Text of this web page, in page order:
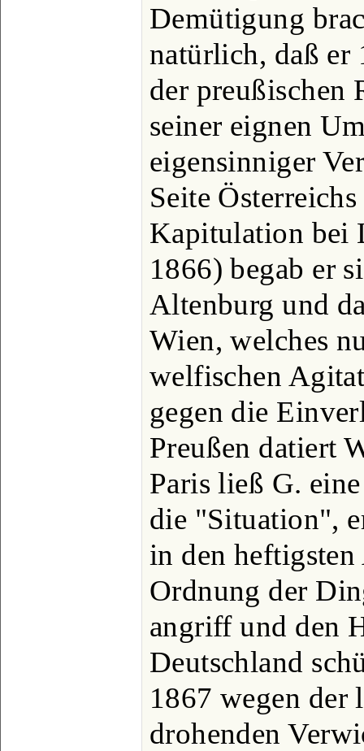
Demütigung
natürlich, daß er
der preußischen
seiner eignen
eigensinniger
Seite
Kapitulation bei
1866) begab er
Altenburg und
Wien, welches
welfischen
gegen die
Preußen datiert
Paris ließ G.
die "Situation",
in den
Ordnung der
angriff und den
Deutschland
1867 wegen der
drohenden